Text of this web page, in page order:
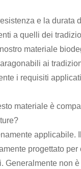
e la durata
a quelli dei
materiale
ai
i requisiti
materiale è
applicabile.
progettato
Generalmente non